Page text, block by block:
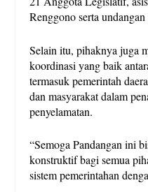
Renggono serta
Selain itu, pihaknya juga
koordinasi yang baik
termasuk pemerintah
dan masyarakat dalam
penyelamatan.
“Semoga Pandangan ini
konstruktif bagi semua
sistem pemerintahan